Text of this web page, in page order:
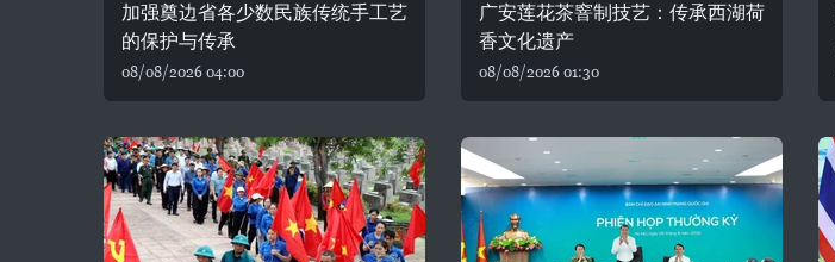
加强奠边省各少数民族传统手工艺
的保护与传承
08/08/2026 04:00
广安莲花茶窨制技艺：传承西湖荷
香文化遗产
08/08/2026 01:30